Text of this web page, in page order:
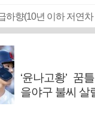
‘윤나고황’ 꿈
을야구 불씨 살